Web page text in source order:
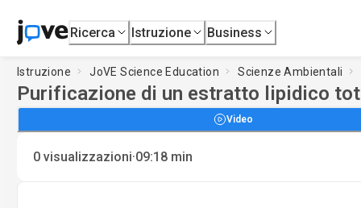
Ricerca Istruzione Business
Istruzione JoVE Science Education Scienze Ambientali
Purificazione di un estratto lipidico
Video
0 visualizzazioni·09:18 min